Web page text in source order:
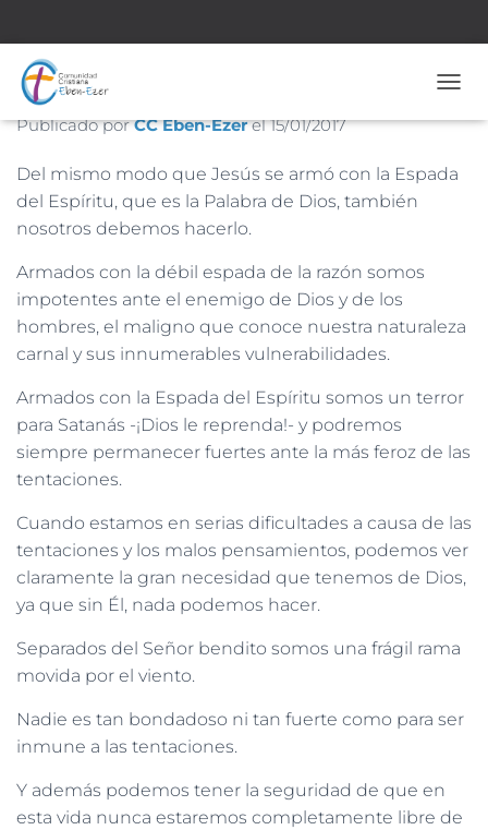
Nº 1.698 – 15 de Enero de 2017
Publicado porCC Eben-Ezerel15/01/2017
Del mismo modo que Jesús se armó con la Espada
del Espíritu, que es la Palabra de Dios, también
nosotros debemos hacerlo.
Armados con la débil espada de la razón somos
impotentes ante el enemigo de Dios y de los
hombres, el maligno que conoce nuestra naturaleza
carnal y sus innumerables vulnerabilidades.
Armados con la Espada del Espíritu somos un terror
para Satanás -¡Dios le reprenda!- y podremos
siempre permanecer fuertes ante la más feroz de las
tentaciones.
Cuando estamos en serias dificultades a causa de las
tentaciones y los malos pensamientos, podemos ver
claramente la gran necesidad que tenemos de Dios,
ya que sin Él, nada podemos hacer.
Separados del Señor bendito somos una frágil rama
movida por el viento.
Nadie es tan bondadoso ni tan fuerte como para ser
inmune a las tentaciones.
Y además podemos tener la seguridad de que en
esta vida nunca estaremos completamente libre de